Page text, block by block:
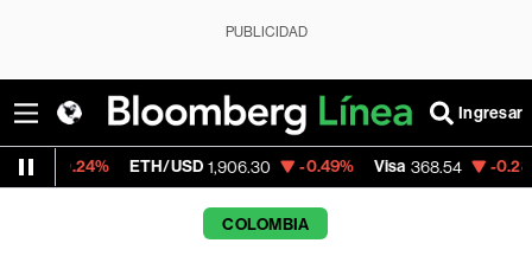
PUBLICIDAD
Ingresar
ETH/USD 1,906.30 -0.49% Visa 368.54 -0.28%
COLOMBIA